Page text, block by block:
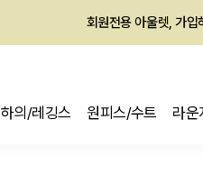
회원전용 아울렛, 가
하의/레깅스 원피스/수트 라운